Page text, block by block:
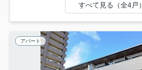
すべて見る（全4戸）
アパート